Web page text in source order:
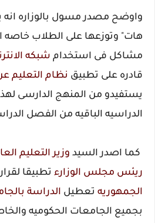
واوضح مصدر مسول بالوزاره انه
هات" وتوزعها على الطلاب خاصه
مشاكل فى استخدام شبكه
قادره على تطبيق نظام التعليم
يستفيدو من المنهج الدارسى
الدراسيه الباقيه من الفصل
كما اصدر السيد وزيرالتعليم
ريئس مجلس الوزارء تطبيقا لقرار
الجمهوريه تعطيل الدراسة
بجميع الجامعات الحكوميه